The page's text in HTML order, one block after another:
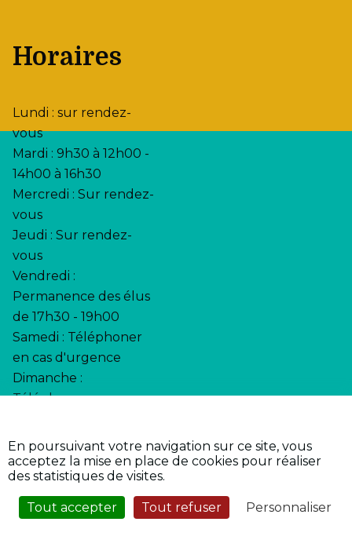
Horaires
Lundi : sur rendez-
vous
Mardi : 9h30 à 12h00 -
14h00 à 16h30
Mercredi : Sur rendez-
vous
Jeudi : Sur rendez-
vous
Vendredi :
Permanence des élus
de 17h30 - 19h00
Samedi : Téléphoner
en cas d'urgence
Dimanche :
Téléphoner en cas
Accessibilité • Page d’aide •
Mentions légales •
Propulsé par l'Adico •
Service Sécurisé
En poursuivant votre navigation sur ce site, vous
acceptez la mise en place de cookies pour réaliser
des statistiques de visites.
Tout accepter Tout refuser Personnaliser